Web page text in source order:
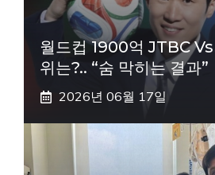
월드컵 1900억 JTBC Vs
위는?.. “숨 막히는 결과”
2026년 06월 17일